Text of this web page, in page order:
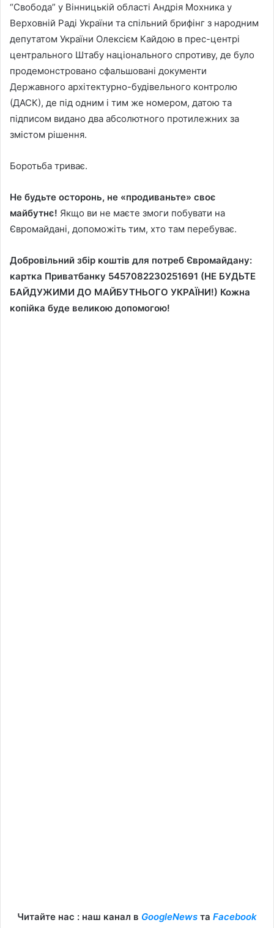
“Свобода” у Вінницькій області Андрія Мохника у
Верховній Раді України та спільний брифінг з народним
депутатом України Олексієм Кайдою в прес-центрі
центрального Штабу національного спротиву, де було
продемонстровано сфальшовані документи
Державного архітектурно-будівельного контролю
(ДАСК), де під одним і тим же номером, датою та
підписом видано два абсолютного протилежних за
змістом рішення.
Боротьба триває.
Не будьте осторонь, не «продиваньте» своє
майбутнє! Якщо ви не маєте змоги побувати на
Євромайдані, допоможіть тим, хто там перебуває.
Добровільний збір коштів для потреб Євромайдану:
картка Приватбанку 5457082230251691 (НЕ БУДЬТЕ
БАЙДУЖИМИ ДО МАЙБУТНЬОГО УКРАЇНИ!) Кожна
копійка буде великою допомогою!
Читайте нас : наш канал в GoogleNews та Facebook